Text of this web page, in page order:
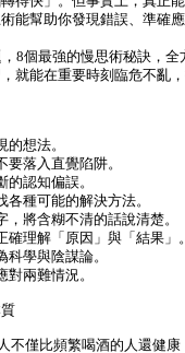
能幫助你發現錯誤、準確
8個最強的慢思術秘訣，
就能在重要時刻臨危不亂
想法。
落入直覺陷阱。
認知偏誤。
種可能的解決方法。
將含糊不清的話說清楚。
理解「原因」與「結果」。
學與陰謀論。
兩難情況。
不僅比頻繁喝酒的人還健